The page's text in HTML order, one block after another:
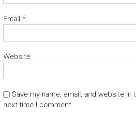
Email *
Website
Save my name, email, and website
next time I comment.